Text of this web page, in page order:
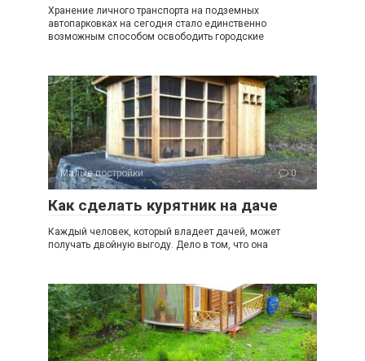
Хранение личного транспорта на подземных
автопарковках на сегодня стало единственно
возможным способом освободить городские
Малые постройки 0
Как сделать курятник на даче
Каждый человек, который владеет дачей, может
получать двойную выгоду. Дело в том, что она